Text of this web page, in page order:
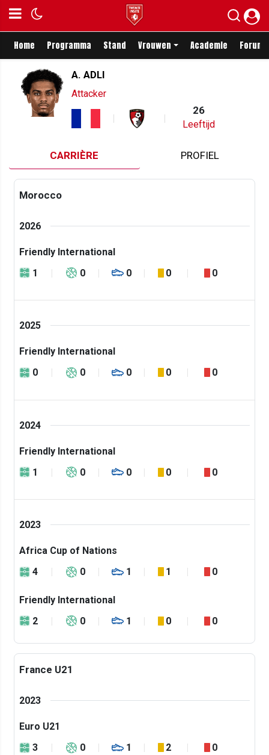
Home Programma Stand Vrouwen Academie Forum
A. ADLI
Attacker
26
Leeftijd
CARRIÈRE PROFIEL
Morocco
2026
Friendly International
1
0 0 0 0
2025
Friendly International
0
0 0 0 0
2024
Friendly International
1
0 0 0 0
2023
Africa Cup of Nations
4
0 1 1 0
Friendly International
2
0 1 0 0
France U21
2023
Euro U21
3
0 1 2 0